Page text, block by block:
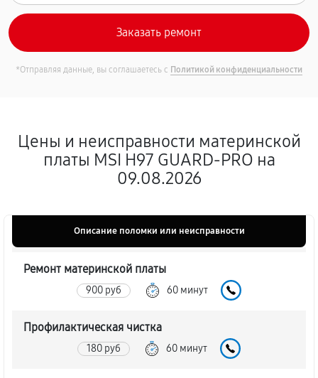
*Отправляя данные, вы соглашаетесь с Политикой конфиденциальности
Цены и неисправности материнской
платы MSI H97 GUARD-PRO на
09.08.2026
Описание поломки или неисправности
Ремонт материнской платы
900 руб 60 минут
Профилактическая чистка
180 руб 60 минут